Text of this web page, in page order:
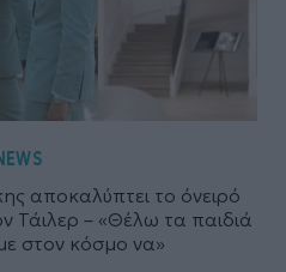
αποκαλύπτει το όνειρό
Τάιλερ – «Θέλω τα παιδιά
στον κόσμο να»